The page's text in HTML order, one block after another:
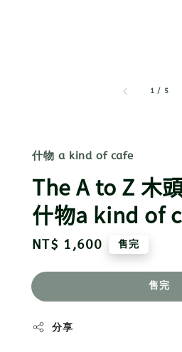
1 / 5
什物 a kind of cafe
The A to Z 木
什物a kind of
Regular
NT$ 1,600 售完
售完
分享